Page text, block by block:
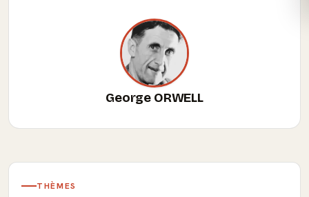
George ORWELL
THÈMES